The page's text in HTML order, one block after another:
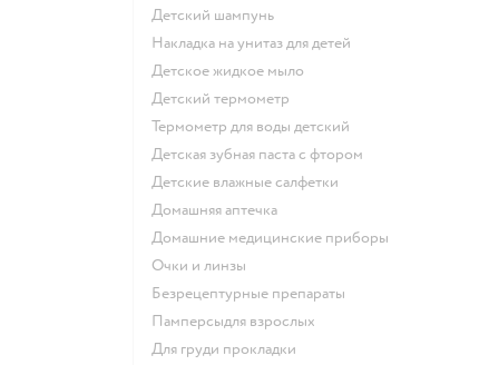
детский шампунь
накладка на унитаз для детей
детское жидкое мыло
детский термометр
термометр для воды детский
детская зубная паста с фтором
детские влажные салфетки
домашняя аптечка
домашние медицинские приборы
очки и линзы
безрецептурные препараты
памперсыдля взрослых
для груди прокладки